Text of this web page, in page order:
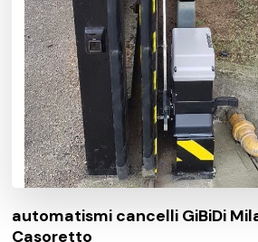
automatismi cancelli GiBiDi
Casoretto